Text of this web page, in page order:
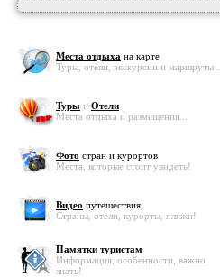
Места отдыха на карте
Туры, отели, экскурсии и маршруты ...
Туры и Отели
Места отдыха и размещения...
Фото стран и курортов
Места, которые стоит увидеть!
Видео путешествия
Страны, отели, курорты, пляжи!
Памятки туристам
Информация, особенности, важно
знать!